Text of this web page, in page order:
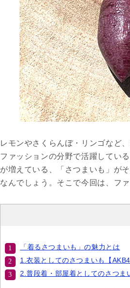
レモンやさくらんぼ・リンゴなど
ファッションの分野で活躍してい
が増えている、「さつまいも」が
なんでしょう。そこで今回は、フ
「着るさつまいも」の魅力とは
1.衣装としてのさつまいも【
2.普段着・部屋着としてのさつま